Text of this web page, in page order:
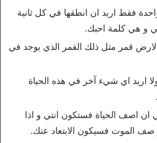
فقط اريد ان انطقها في كل ثانية
و هي كلمة احبك.
قمر مثل ذلك القمر الذي يوجد في
اريد اي شيء آخر في هذه الحياة
ان اصف الحياة فستكون انتي و اذا
الموت فسيكون الابتعاد عنك.